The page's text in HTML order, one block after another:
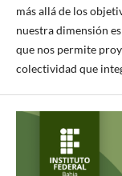
más allá de los
nuestra dimensión
que nos permite
colectividad que